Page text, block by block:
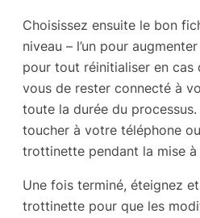
Choisissez ensuite le bon
niveau – l’un pour
pour tout réinitialiser en cas
vous de rester connecté à
toute la durée du processus.
toucher à votre téléphone
trottinette pendant la mise à
Une fois terminé, éteignez
trottinette pour que les